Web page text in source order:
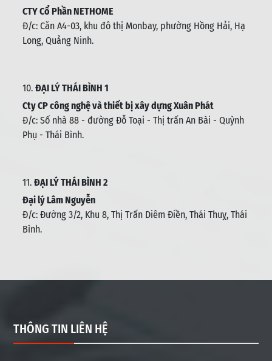
CTY Cổ Phần NETHOME
Đ/c: Căn A4-03, khu đô thị Monbay, phường Hồng Hải, Hạ
Long, Quảng Ninh.
10. ĐẠI LÝ THÁI BÌNH 1
Cty CP công nghệ và thiết bị xây dựng Xuân Phát
Đ/c: Số nhà 88 - đường Đỗ Toại - Thị trấn An Bài - Quỳnh
Phụ - Thái Bình.
11. ĐẠI LÝ THÁI BÌNH 2
Đại lý Lâm Nguyễn
Đ/c: Đường 3/2, Khu 8, Thị Trấn Diêm Điền, Thái Thuỵ, Thái
Bình.
THÔNG TIN LIÊN HỆ